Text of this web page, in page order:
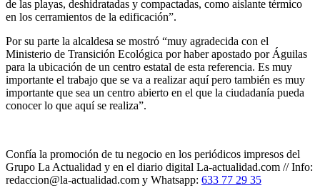
de las playas, deshidratadas y compactadas, como aislante térmico
en los cerramientos de la edificación”.
Por su parte la alcaldesa se mostró “muy agradecida con el
Ministerio de Transición Ecológica por haber apostado por Águilas
para la ubicación de un centro estatal de esta referencia. Es muy
importante el trabajo que se va a realizar aquí pero también es muy
importante que sea un centro abierto en el que la ciudadanía pueda
conocer lo que aquí se realiza”.
Confía la promoción de tu negocio en los periódicos impresos del
Grupo La Actualidad y en el diario digital La-actualidad.com // Info:
redaccion@la-actualidad.com y Whatsapp: 633 77 29 35